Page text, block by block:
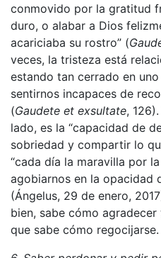
conmovido por la gratitud
duro, o alabar a Dios
acariciaba su rostro” (
veces, la tristeza está
estando tan cerrado en
sentirnos incapaces de
(Gaudete et exsultate,
lado, es la “capacidad de
sobriedad y compartir lo
“cada día la maravilla por
agobiarnos en la opacidad
(Ángelus, 29 de enero,
bien, sabe cómo
que sabe cómo regocijarse.